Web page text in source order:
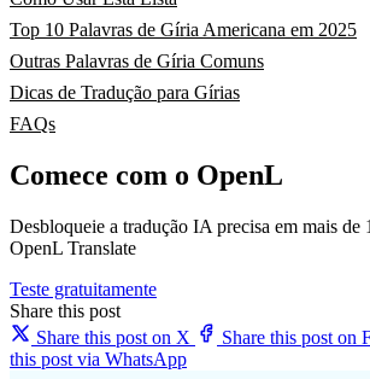
Top 10 Palavras de Gíria Americana em 2025
Outras Palavras de Gíria Comuns
Dicas de Tradução para Gírias
FAQs
Comece com o OpenL
Desbloqueie a tradução IA precisa em mais de
OpenL Translate
Teste gratuitamente
Share this post
Share this post on X
Share this post on
this post via WhatsApp